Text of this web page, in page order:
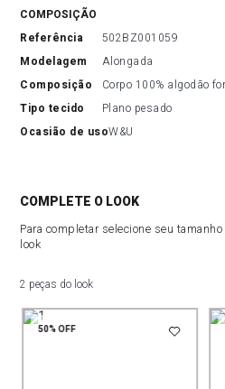
COMPOSIÇÃO
referência
502BZ001059
modelagem
Alongada
composição
Corpo 100% algodão
tipo tecido
Plano pesado
ocasião de usoW&U
COMPLETE O LOOK
Para completar selecione seu
look
2 peças do look
50%OFF